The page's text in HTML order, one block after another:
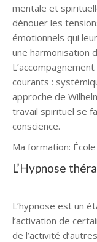
mentale et
dénouer les
émotionnels qui
une harmonisation
courants :
approche de
travail spirituel se
conscience.
Ma formation:
L’Hypnose
L’hypnose est un
l’activation de
de l’activité